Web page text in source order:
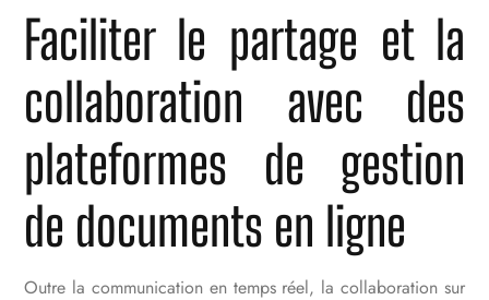
Faciliter le partage et la
collaboration avec des
plateformes de gestion
de documents en ligne
Outre la communication en temps réel, la collaboration sur